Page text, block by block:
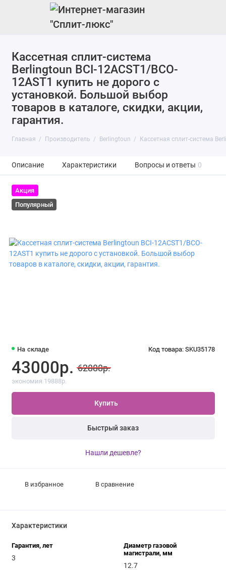
Кассетная сплит-система
Berlingtoun BCI-12ACST1/BCO-
12AST1 купить не дорого с
установкой. Большой выбор
товаров в каталоге, скидки, акции,
гарантия.
Главная Производитель Berlingtoun Кассетная сплит-система
Описание Характеристики Вопросы и ответы 0
Акция
Популярный
На складе Код товара: SKU35178
43000р. 62888р.
экономия 19888р.
Купить
Быстрый заказ
Нашли дешевле?
В избранное В сравнение
Характеристики
Гарантия, лет
3
Диаметр газовой
магистрали, мм
12.7